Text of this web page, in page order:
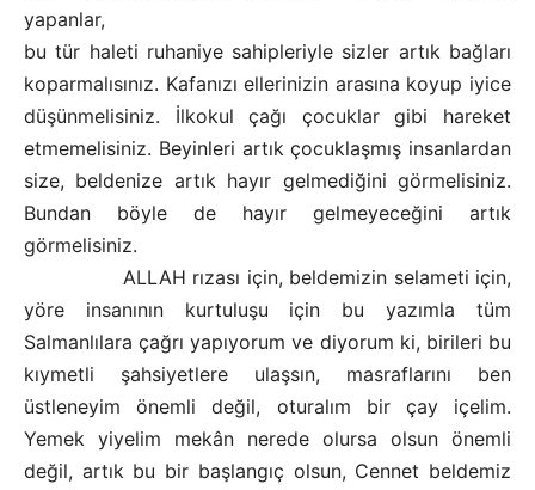
yapanlar,
bu tür haleti ruhaniye sahipleriyle sizler artık bağları
koparmalısınız. Kafanızı ellerinizin arasına koyup iyice
düşünmelisiniz. İlkokul çağı çocuklar gibi hareket
etmemelisiniz. Beyinleri artık çocuklaşmış insanlardan
size, beldenize artık hayır gelmediğini görmelisiniz.
Bundan böyle de hayır gelmeyeceğini artık
görmelisiniz.
ALLAH rızası için, beldemizin selameti için,
yöre insanının kurtuluşu için bu yazımla tüm
Salmanlılara çağrı yapıyorum ve diyorum ki, birileri bu
kıymetli şahsiyetlere ulaşsın, masraflarını ben
üstleneyim önemli değil, oturalım bir çay içelim.
Yemek yiyelim mekân nerede olursa olsun önemli
değil, artık bu bir başlangıç olsun, Cennet beldemiz